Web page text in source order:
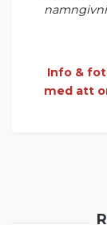
Info &
med att